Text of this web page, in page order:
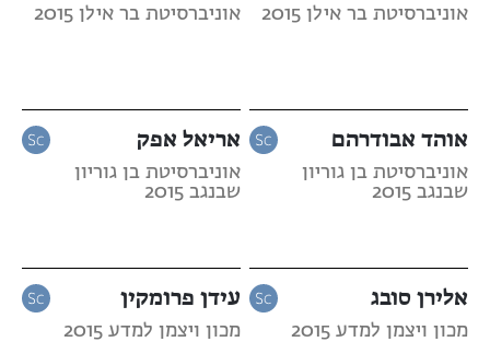
אוניברסיטת בר אילן 2015 אוניברסיטת בר אילן 2015
אוהד אבודרהם
אוניברסיטת בן גוריון
שבנגב 2015
אריאל אפק
אוניברסיטת בן גוריון
שבנגב 2015
אלירן סובג
מכון ויצמן למדע 2015
עידן פרומקין
מכון ויצמן למדע 2015